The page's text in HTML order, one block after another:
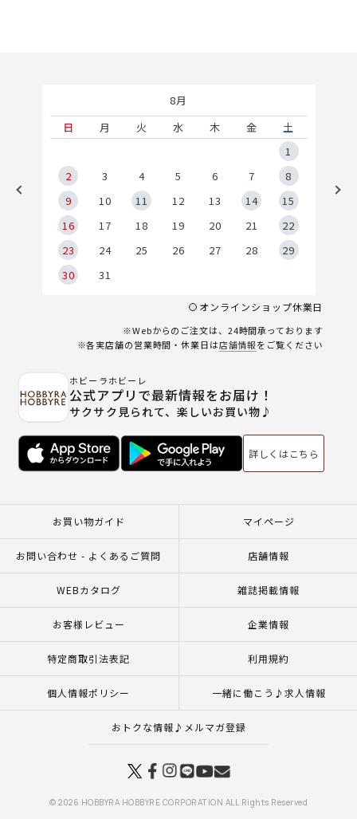
8月
日
月 火 水 木 金
土
1
2
3 4 5 6 7
8
9
10 11 12 13 14
15
16
17 18 19 20 21
22
23
24 25 26 27 28
29
30
31
オンラインショップ休業日
※Webからのご注文は、24時間承っております
※各実店舗の営業時間・休業日は店舗情報をご覧ください
ホビーラホビーレ
公式アプリで最新情報をお届け！
サクサク見られて、楽しいお買い物♪
詳しくはこちら
お買い物ガイド マイページ
お問い合わせ - よくあるご質問 店舗情報
WEBカタログ 雑誌掲載情報
お客様レビュー 企業情報
特定商取引法表記 利用規約
個人情報ポリシー 一緒に働こう♪求人情報
おトクな情報♪メルマガ登録
© 2026 HOBBYRA HOBBYRE CORPORATION ALL Rights Reserved